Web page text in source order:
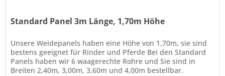
Standard Panel 3m Länge, 1,70m Höhe
Unsere Weidepanels haben eine Höhe von 1,70m, sie sind
bestens geeignet für Rinder und Pferde Bei den Standard
Panels haben wir 6 waagerechte Rohre und Sie sind in
Breiten 2,40m, 3,00m, 3,60m und 4,00m bestellbar.